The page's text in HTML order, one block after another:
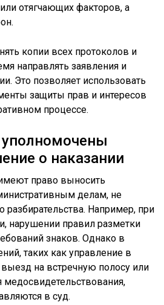
отягчающих факторов, а
копии всех протоколов и
направлять заявления и
Это позволяет использовать
защиты прав и интересов
процессе.
о наказании
право выносить
делам, не
Например, при
нарушении правил разметки
знаков. Однако в
таких как управление в
выезд на встречную полосу или
медосвидетельствования,
в суд.